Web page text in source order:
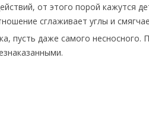
от этого порой кажутся
сглаживает углы и
пусть даже самого